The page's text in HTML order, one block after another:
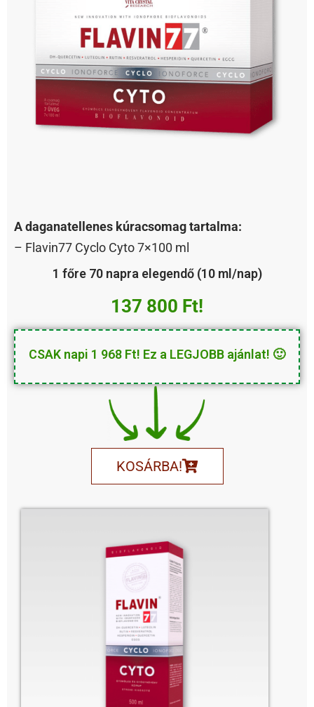
A daganatellenes kúracsomag tartalma:
– Flavin77 Cyclo Cyto 7×100 ml
1 főre 70 napra elegendő (10 ml/nap)
137 800 Ft!
CSAK napi 1 968 Ft! Ez a LEGJOBB ajánlat! 🙂
KOSÁRBA!